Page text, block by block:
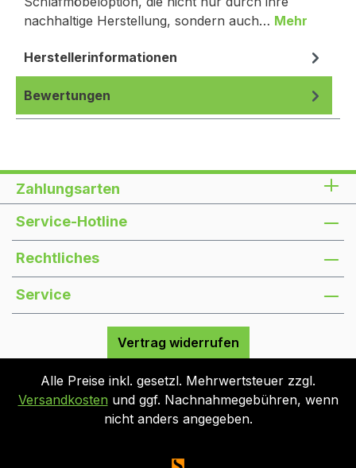
nachhaltige Herstellung, sondern auch… Mehr
Herstellerinformationen
Bewertungen
Zahlungsarten
Service-Hotline
Rechtliches
Service
Vertrag widerrufen
Alle Preise inkl. gesetzl. Mehrwertsteuer zzgl.
Versandkosten und ggf. Nachnahmegebühren, wenn
nicht anders angegeben.